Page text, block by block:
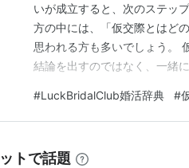
いが成立すると、次のステッ
方の中には、「仮交際とはど
思われる方も多いでしょう。
結論を出すのではなく、一緒
本的な考え方から、デートの
までを分かりやすくご紹介し
#LuckBridalClub婚活辞典 #
トで話題